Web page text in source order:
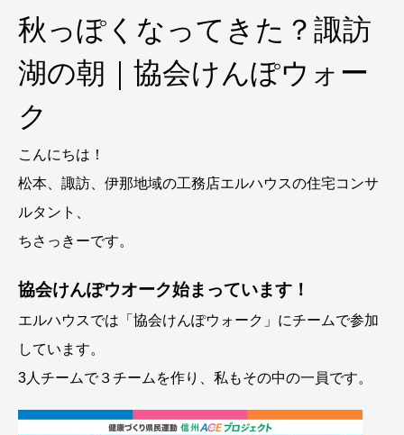
秋っぽくなってきた？諏訪
湖の朝｜協会けんぽウォー
ク
こんにちは！
松本、諏訪、伊那地域の工務店エルハウスの住宅コンサ
ルタント、
ちさっきーです。
協会けんぽウオーク始まっています！
エルハウスでは「協会けんぽウォーク」にチームで参加
しています。
3人チームで３チームを作り、私もその中の一員です。